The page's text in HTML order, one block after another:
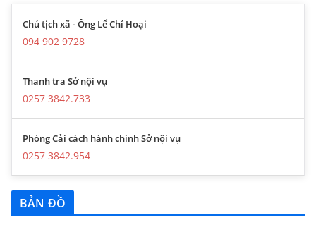
Chủ tịch xã - Ông Lể Chí Hoại
094 902 9728
Thanh tra Sở nội vụ
0257 3842.733
Phòng Cải cách hành chính Sở nội vụ
0257 3842.954
BẢN ĐỒ